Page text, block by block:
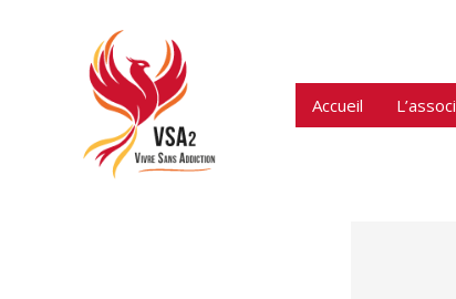
Accueil